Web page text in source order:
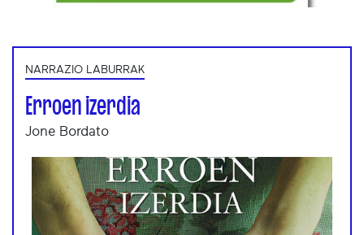
NARRAZIO LABURRAK
Erroen izerdia
Jone Bordato